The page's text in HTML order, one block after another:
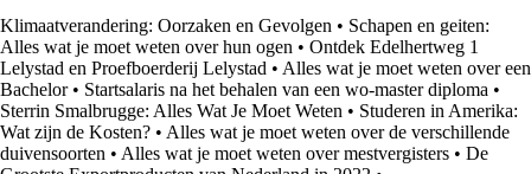
Klimaatverandering: Oorzaken en Gevolgen • Schapen en geiten:
Alles wat je moet weten over hun ogen • Ontdek Edelhertweg 1
Lelystad en Proefboerderij Lelystad • Alles wat je moet weten over een
Bachelor• Startsalaris na het behalen van een wo-master diploma •
Sterrin Smalbrugge: Alles Wat Je Moet Weten • Studeren in Amerika:
Wat zijn de Kosten? • Alles wat je moet weten over de verschillende
duivensoorten • Alles wat je moet weten over mestvergisters • De